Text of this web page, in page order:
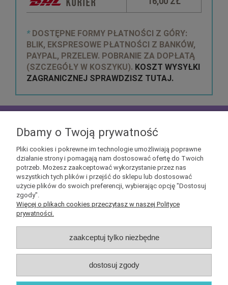
* DOSTĘPNE FORMY PŁATNOŚCI Z GÓRY:
BLIK, EKSPRESOWE PŁATNOŚCI Z BANKÓW,
PAYPAL, PRZELEW. POBRANIE ZA DOPŁATĄ
(SZCZEGÓŁY W KOSZYKU). KOSZT WYSYŁKI
ZAGRANICZNEJ SPRAWDZISZ TUTAJ.
otrzymać kupony rabatowe na geekowe itemy
O nas
Dbamy o Twoją prywatność
Pliki cookies i pokrewne im technologie umożliwiają poprawne
działanie strony i pomagają nam dostosować ofertę do Twoich
potrzeb. Możesz zaakceptować wykorzystanie przez nas
wszystkich tych plików i przejść do sklepu lub dostosować
użycie plików do swoich preferencji, wybierając opcję "Dostosuj
zgody".
Więcej o plikach cookies przeczytasz w naszej Polityce
prywatności.
zaakceptuj tylko niezbędne
dostosuj zgody